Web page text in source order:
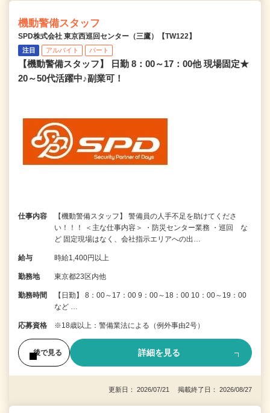
機動警備スタッフ
SPD株式会社 東京西巡回センター（三鷹）【TW122】
注目 アルバイト パート
【機動警備スタッフ】 日勤 8：00～17：00他 現場固定★
20～50代活躍中♪副業可！
仕事内容
【機動警備スタッフ】 警備員の人手不足を助けてくださ
い！！！ ＜主な仕事内容＞ ・防災センター業務 ・巡回 な
ど 固定現場はなく、会社指示エリアへの出…
給与 時給1,400円以上
勤務地 東京都23区内他
勤務時間
【日勤】 8：00～17：00 9：00～18：00 10：00～19：00
など …
応募資格 ※18歳以上：警備業法による（例外事由2号）
後で見る 詳細を見る
更新日： 2026/07/21 掲載終了日： 2026/08/27